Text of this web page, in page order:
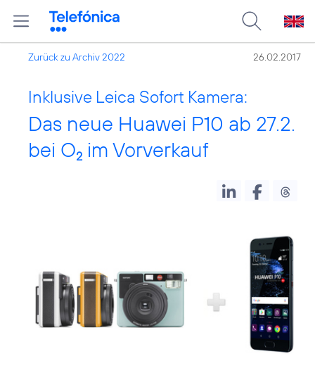
Zurück zu Archiv 2022 26.02.2017
Inklusive Leica Sofort Kamera:
Das neue Huawei P10 ab 27.2.
bei O2 im Vorverkauf